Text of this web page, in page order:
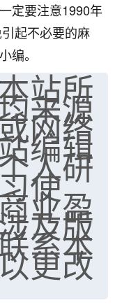
定要注意1990年
起不必要的麻
编。
站所
来源
网络
编辑
人研
使
业盈
及版
系本
更改
趣